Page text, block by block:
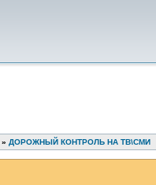
» ДОРОЖНЫЙ КОНТРОЛЬ НА ТВ\СМИ